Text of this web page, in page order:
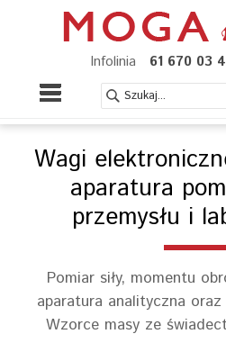
Infolinia 61 670 03
Wagi
aparatura
przemysłu i
Pomiar siły, momentu
aparatura analityczna
Wzorce masy ze